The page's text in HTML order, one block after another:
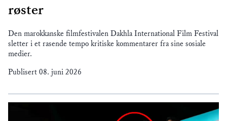
røster
Den marokkanske filmfestivalen Dakhla International Film Festival
sletter i et rasende tempo kritiske kommentarer fra sine sosiale
medier.
Publisert 08. juni 2026